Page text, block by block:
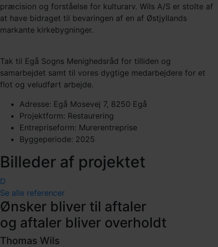
præcision og forståelse for kulturarv. Wils A/S er stolte af
at have bidraget til bevaringen af en af Østjyllands
markante kirkebygninger.
Tak til Egå Sogns Menighedsråd for tilliden og
samarbejdet samt til vores dygtige medarbejdere for et
flot og veludført arbejde.
Adresse: Egå Mosevej 7, 8250 Egå
Projektform: Restaurering
Entrepriseform: Murerentreprise
Byggeperiode: 2025
Billeder af projektet
D
Se alle referencer
Ønsker bliver til aftaler
og aftaler bliver overholdt
Thomas Wils